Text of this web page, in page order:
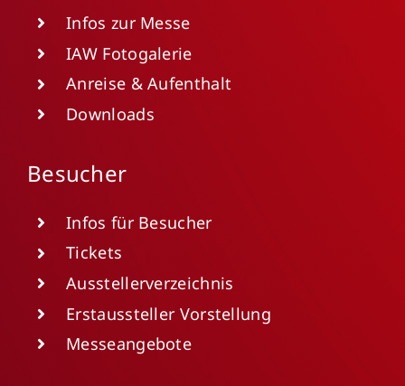
Infos zur Messe
IAW Fotogalerie
Anreise & Aufenthalt
Downloads
Besucher
Infos für Besucher
Tickets
Ausstellerverzeichnis
Erstaussteller Vorstellung
Messeangebote